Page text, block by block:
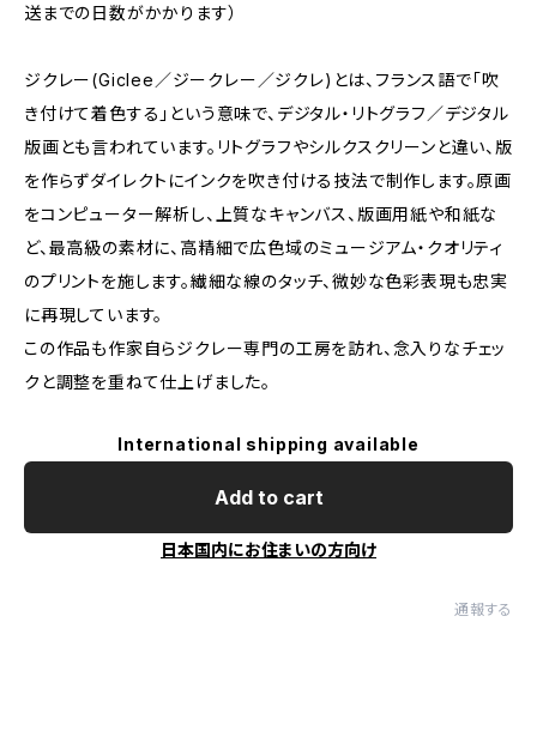
送までの日数がかかります）
ジクレー(Giclee／ジークレー／ジクレ)とは、フランス語で「吹
き付けて着色する」という意味で、デジタル・リトグラフ／デジタル
版画とも言われています。リトグラフやシルクスクリーンと違い、版
を作らずダイレクトにインクを吹き付ける技法で制作します。原画
をコンピューター解析し、上質なキャンバス、版画用紙や和紙な
ど、最高級の素材に、高精細で広色域のミュージアム・クオリティ
のプリントを施します。繊細な線のタッチ、微妙な色彩表現も忠実
に再現しています。
この作品も作家自らジクレー専門の工房を訪れ、念入りなチェッ
クと調整を重ねて仕上げました。
International shipping available
Add to cart
日本国内にお住まいの方向け
通報する